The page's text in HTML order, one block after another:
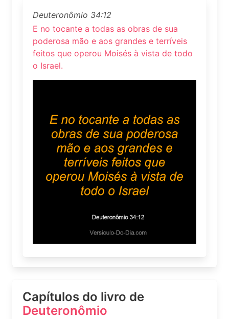
Deuteronômio 34:12
E no tocante a todas as obras de sua
poderosa mão e aos grandes e terríveis
feitos que operou Moisés à vista de todo
o Israel.
Capítulos do livro de
Deuteronômio